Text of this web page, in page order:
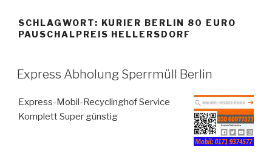
SCHLAGWORT: KURIER BERLIN 80 EURO
PAUSCHALPREIS HELLERSDORF
VERÖFFENTLICHT
AM
Express Abholung Sperrmüll Berlin
Express-Mobil-Recyclinghof Service
Komplett Super günstig